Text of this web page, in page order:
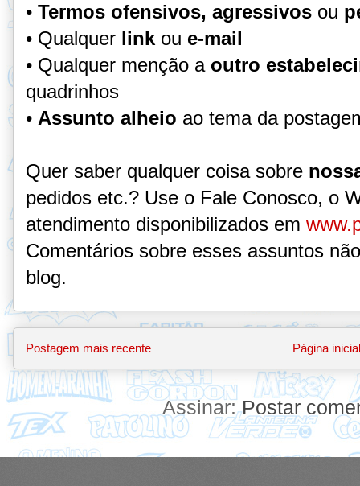
• Termos ofensivos, agressivos ou
• Qualquer linkou e-mail
• Qualquer menção a outro
quadrinhos
• Assunto alheio ao tema da
Quer saber qualquer coisa sobre
pedidos etc.? Use o Fale Conosco, o
atendimento disponibilizados em
Comentários sobre esses assuntos
blog.
Postagem mais recente Página inicial
Assinar:Postar